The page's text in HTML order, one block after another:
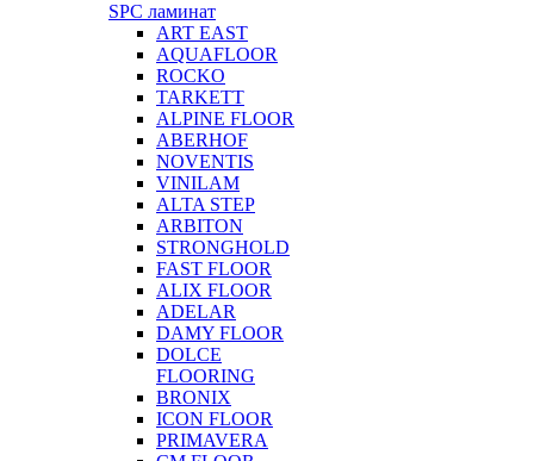
SPC ламинат
ART EAST
AQUAFLOOR
ROCKO
TARKETT
ALPINE FLOOR
ABERHOF
NOVENTIS
VINILAM
ALTA STEP
ARBITON
STRONGHOLD
FAST FLOOR
ALIX FLOOR
ADELAR
DAMY FLOOR
DOLCE
FLOORING
BRONIX
ICON FLOOR
PRIMAVERA